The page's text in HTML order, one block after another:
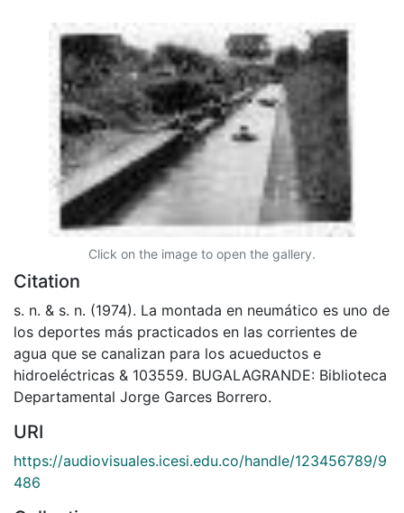
Click on the image to open the gallery.
Citation
s. n. & s. n. (1974). La montada en neumático es uno de
los deportes más practicados en las corrientes de
agua que se canalizan para los acueductos e
hidroeléctricas & 103559. BUGALAGRANDE: Biblioteca
Departamental Jorge Garces Borrero.
URI
https://audiovisuales.icesi.edu.co/handle/123456789/9
486